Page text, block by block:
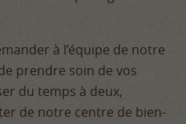
à l’équipe de notre
prendre soin de vos
du temps à deux,
de notre centre de bien-